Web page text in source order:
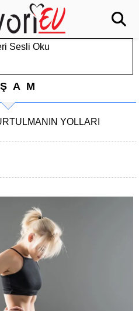
Sesli Oku
YOLLARI